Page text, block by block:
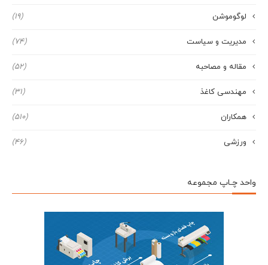
لوگوموشن (19)
مدیریت و سیاست (74)
مقاله و مصاحبه (52)
مهندسی کاغذ (31)
همکاران (510)
ورزشی (46)
واحد چـاپ مجموعه